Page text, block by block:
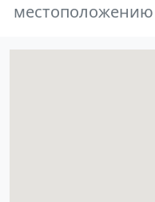
местоположению